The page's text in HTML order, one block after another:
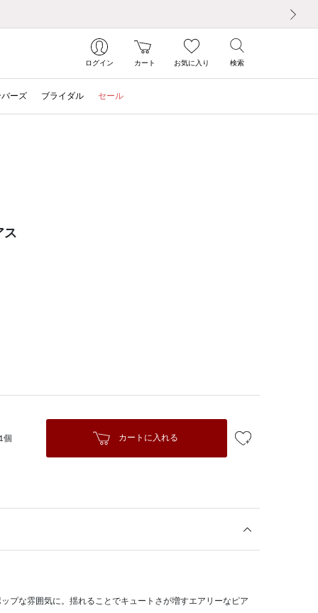
ログイン カート お気に入り 検索
バーズ ブライダル セール
ス
個 カートに入れる
プな雰囲気に。揺れることでキュートさが増すエアリーなピア